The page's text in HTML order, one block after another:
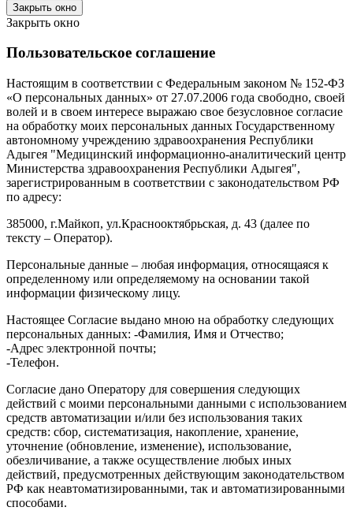
Закрыть окно
Закрыть окно
Пользовательское соглашение
Настоящим в соответствии с Федеральным законом № 152-ФЗ
«О персональных данных» от 27.07.2006 года свободно, своей
волей и в своем интересе выражаю свое безусловное согласие
на обработку моих персональных данных Государственному
автономному учреждению здравоохранения Республики
Адыгея "Медицинский информационно-аналитический центр
Министерства здравоохранения Республики Адыгея",
зарегистрированным в соответствии с законодательством РФ
по адресу:
385000, г.Майкоп, ул.Краснооктябрьская, д. 43 (далее по
тексту – Оператор).
Персональные данные – любая информация, относящаяся к
определенному или определяемому на основании такой
информации физическому лицу.
Настоящее Согласие выдано мною на обработку следующих
персональных данных: -Фамилия, Имя и Отчество;
-Адрес электронной почты;
-Телефон.
Согласие дано Оператору для совершения следующих
действий с моими персональными данными с использованием
средств автоматизации и/или без использования таких
средств: сбор, систематизация, накопление, хранение,
уточнение (обновление, изменение), использование,
обезличивание, а также осуществление любых иных
действий, предусмотренных действующим законодательством
РФ как неавтоматизированными, так и автоматизированными
способами.